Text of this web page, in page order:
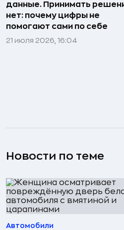
данные. Принимать
нет: почему цифры не
помогают сами по себе
21 июля 2026, 16:04
Новости по теме
Автомобили